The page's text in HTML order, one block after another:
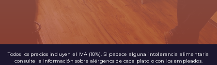
Todos los precios incluyen el IVA (10%). Si padece alguna intolerancia alimentaria
consulte la información sobre alérgenos de cada plato o con los empleados.